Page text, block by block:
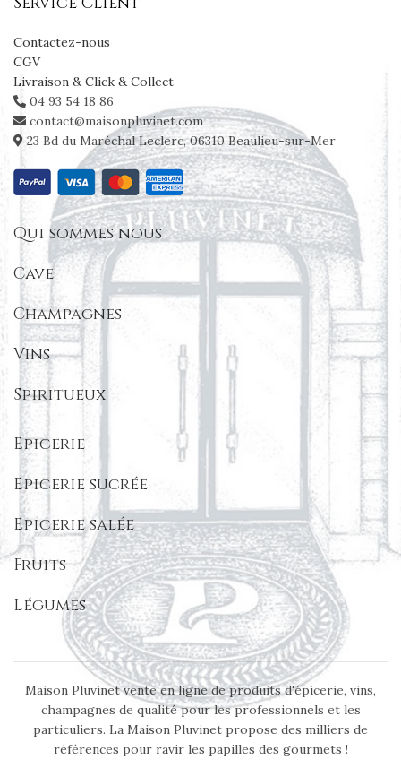
Contactez-nous
CGV
Livraison & Click & Collect
04 93 54 18 86
contact@maisonpluvinet.com
23 Bd du Maréchal Leclerc, 06310 Beaulieu-sur-Mer
Qui sommes nous
Cave
Champagnes
Vins
Spiritueux
Epicerie
Epicerie sucrée
Epicerie salée
Fruits
Légumes
Maison Pluvinet vente en ligne de produits d'épicerie, vins,
champagnes de qualité pour les professionnels et les
particuliers. La Maison Pluvinet propose des milliers de
références pour ravir les papilles des gourmets !